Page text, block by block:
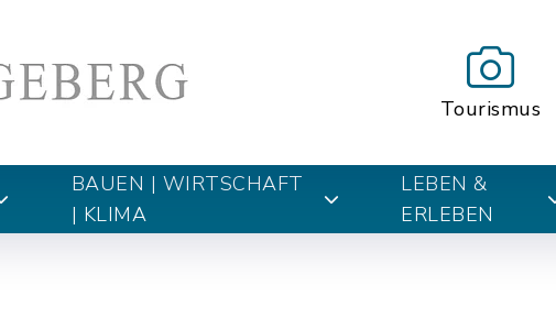
Tourismus
BAUEN | WIRTSCHAFT
| KLIMA
LEBEN &
ERLEBEN